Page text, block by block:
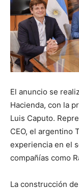
El anuncio se
Hacienda, con la
Luis Caputo.
CEO, el argentino
experiencia en el
compañías como
La construcción